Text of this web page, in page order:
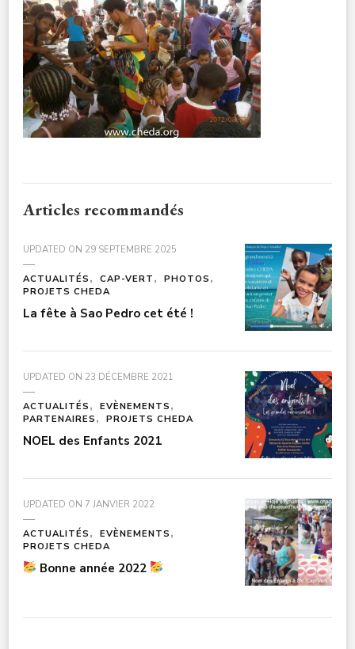
Articles recommandés
UPDATED ON 29 SEPTEMBRE 2025
ACTUALITÉS CAP-VERT
PHOTOS
PROJETS CHEDA
La fête à Sao Pedro cet été !
UPDATED ON 23 DÉCEMBRE 2021
ACTUALITÉS
EVÈNEMENTS
PARTENAIRES
PROJETS CHEDA
NOEL des Enfants 2021
UPDATED ON 7 JANVIER 2022
ACTUALITÉS
EVÈNEMENTS
PROJETS CHEDA
Bonne année 2022